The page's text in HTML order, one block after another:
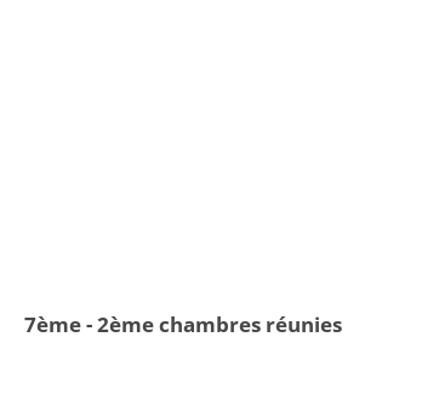
7ème - 2ème chambres réunies